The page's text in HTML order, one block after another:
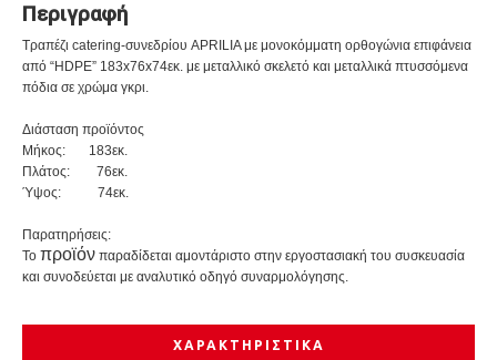
Περιγραφή
Τραπέζι catering-συνεδρίου APRILIA με μονοκόμματη ορθογώνια επιφάνεια
από “HDPE” 183x76x74εκ. με μεταλλικό σκελετό και μεταλλικά πτυσσόμενα
πόδια σε χρώμα γκρι.
Διάσταση προϊόντος
Μήκος: 183εκ.
Πλάτος: 76εκ.
Ύψος: 74εκ.
Παρατηρήσεις:
Το προϊόν παραδίδεται αμοντάριστο στην εργοστασιακή του συσκευασία
και συνοδεύεται με αναλυτικό οδηγό συναρμολόγησης.
ΧΑΡΑΚΤΗΡΙΣΤΙΚΆ